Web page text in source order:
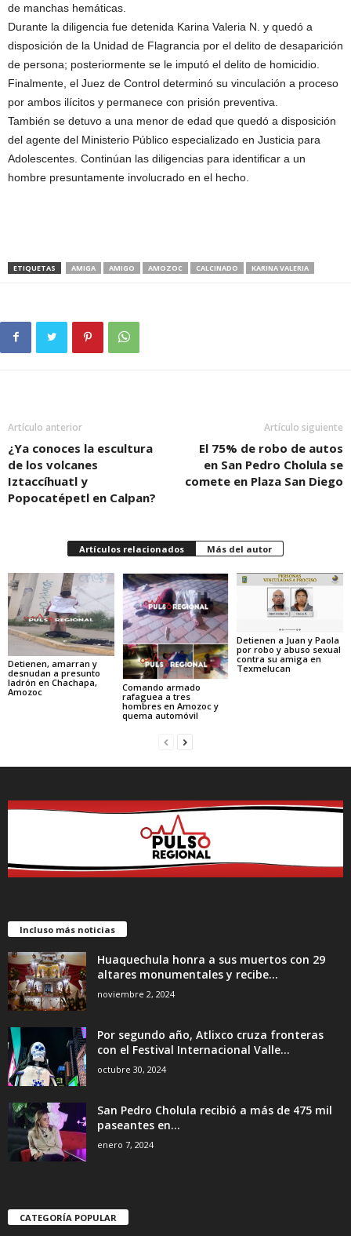
de manchas hemáticas.
Durante la diligencia fue detenida Karina Valeria N. y quedó a
disposición de la Unidad de Flagrancia por el delito de desaparición
de persona; posteriormente se le imputó el delito de homicidio.
Finalmente, el Juez de Control determinó su vinculación a proceso
por ambos ilícitos y permanece con prisión preventiva.
También se detuvo a una menor de edad que quedó a disposición
del agente del Ministerio Público especializado en Justicia para
Adolescentes. Continúan las diligencias para identificar a un
hombre presuntamente involucrado en el hecho.
ETIQUETAS AMIGA AMIGO AMOZOC CALCINADO KARINA VALERIA
Artículo anterior
¿Ya conoces la escultura
de los volcanes
Iztaccíhuatl y
Popocatépetl en Calpan?
Artículo siguiente
El 75% de robo de autos
en San Pedro Cholula se
comete en Plaza San Diego
Artículos relacionados Más del autor
Detienen, amarran y
desnudan a presunto
ladrón en Chachapa,
Amozoc
Comando armado
rafaguea a tres
hombres en Amozoc y
quema automóvil
Detienen a Juan y Paola
por robo y abuso sexual
contra su amiga en
Texmelucan
Incluso más noticias
Huaquechula honra a sus muertos con 29
altares monumentales y recibe...
noviembre 2, 2024
Por segundo año, Atlixco cruza fronteras
con el Festival Internacional Valle...
octubre 30, 2024
San Pedro Cholula recibió a más de 475 mil
paseantes en...
enero 7, 2024
CATEGORÍA POPULAR